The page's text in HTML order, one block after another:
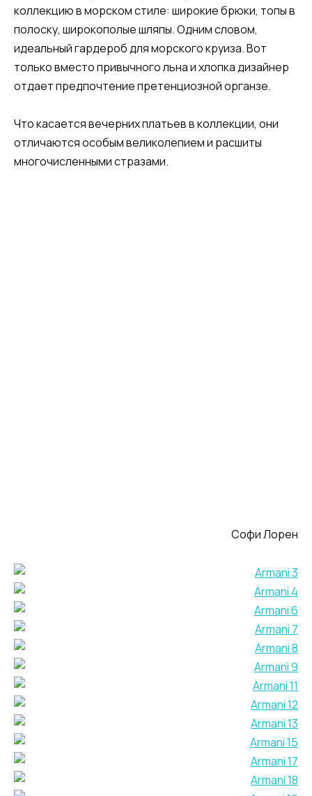
коллекцию в морском стиле: широкие брюки, топы в
полоску, широкополые шляпы. Одним словом,
идеальный гардероб для морского круиза. Вот
только вместо привычного льна и хлопка дизайнер
отдает предпочтение претенциозной органзе.
Что касается вечерних платьев в коллекции, они
отличаются особым великолепием и расшиты
многочисленными стразами.
Софи Лорен